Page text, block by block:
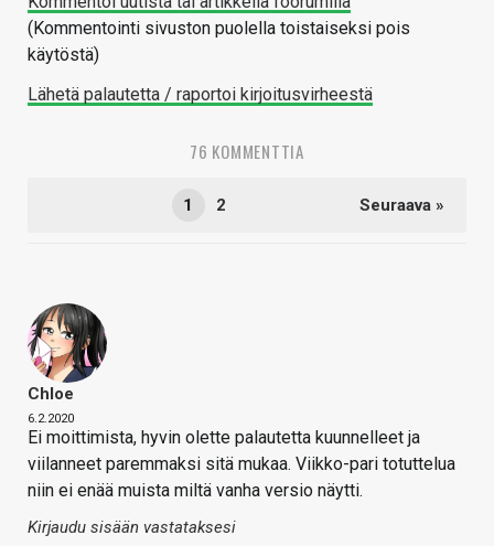
(Kommentointi sivuston puolella toistaiseksi pois
käytöstä)
Lähetä palautetta / raportoi kirjoitusvirheestä
76 KOMMENTTIA
1 2 Seuraava »
Chloe
6.2.2020
Ei moittimista, hyvin olette palautetta kuunnelleet ja
viilanneet paremmaksi sitä mukaa. Viikko-pari totuttelua
niin ei enää muista miltä vanha versio näytti.
Kirjaudu sisään vastataksesi